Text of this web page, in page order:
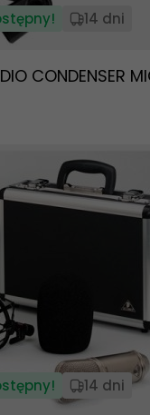
14 dni
CONDENSER
14 dni